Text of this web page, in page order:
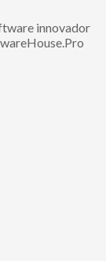
innovador